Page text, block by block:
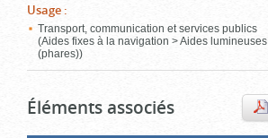
Usage :
Transport, communication et services publics
(Aides fixes à la navigation > Aides lumineuses
(phares))
Éléments associés